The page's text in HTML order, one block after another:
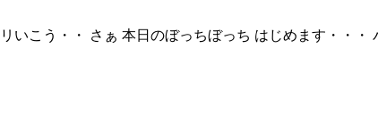
いこう・・ さぁ 本日のぼっちぼっち はじめます・・